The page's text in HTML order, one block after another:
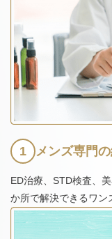
1 メンズ専門
ED治療、STD検査、
か所で解決できるワン